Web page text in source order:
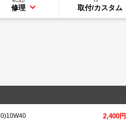
修理 取付/カスタム
2,400円